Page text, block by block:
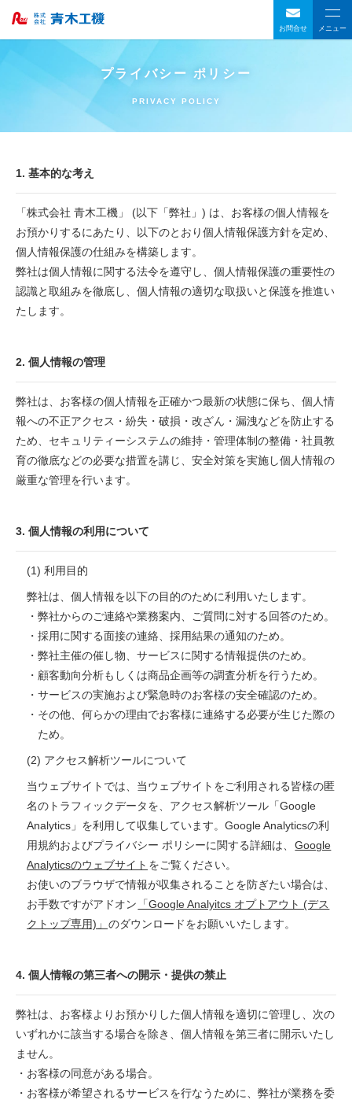
お問合せ メニュー
プライバシー ポリシー
PRIVACY POLICY
1. 基本的な考え
「株式会社 青木工機」 (以下「弊社」) は、お客様の個人情報を
お預かりするにあたり、以下のとおり個人情報保護方針を定め、
個人情報保護の仕組みを構築します。
弊社は個人情報に関する法令を遵守し、個人情報保護の重要性の
認識と取組みを徹底し、個人情報の適切な取扱いと保護を推進い
たします。
2. 個人情報の管理
弊社は、お客様の個人情報を正確かつ最新の状態に保ち、個人情
報への不正アクセス・紛失・破損・改ざん・漏洩などを防止する
ため、セキュリティーシステムの維持・管理体制の整備・社員教
育の徹底などの必要な措置を講じ、安全対策を実施し個人情報の
厳重な管理を行います。
3. 個人情報の利用について
(1) 利用目的
弊社は、個人情報を以下の目的のために利用いたします。
・弊社からのご連絡や業務案内、ご質問に対する回答のため。
・採用に関する面接の連絡、採用結果の通知のため。
・弊社主催の催し物、サービスに関する情報提供のため。
・顧客動向分析もしくは商品企画等の調査分析を行うため。
・サービスの実施および緊急時のお客様の安全確認のため。
・その他、何らかの理由でお客様に連絡する必要が生じた際の
ため。
(2) アクセス解析ツールについて
当ウェブサイトでは、当ウェブサイトをご利用される皆様の匿
名のトラフィックデータを、アクセス解析ツール「Google
Analytics」を利用して収集しています。Google Analyticsの利
用規約およびプライバシー ポリシーに関する詳細は、 Google
Analyticsのウェブサイト をご覧ください。
お使いのブラウザで情報が収集されることを防ぎたい場合は、
お手数ですがアドオン
「Google Analyitcs オプトアウト (デス
クトップ専用)」 のダウンロードをお願いいたします。
4. 個人情報の第三者への開示・提供の禁止
弊社は、お客様よりお預かりした個人情報を適切に管理し、次の
いずれかに該当する場合を除き、個人情報を第三者に開示いたし
ません。
・お客様の同意がある場合。
・お客様が希望されるサービスを行なうために、弊社が業務を委